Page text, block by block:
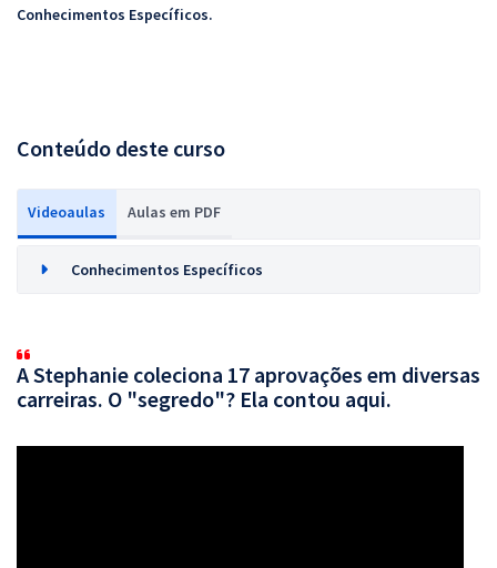
Conhecimentos Específicos.
Conteúdo deste curso
Videoaulas Aulas em PDF
Conhecimentos Específicos
A Stephanie coleciona 17 aprovações em diversas
carreiras. O "segredo"? Ela contou aqui.